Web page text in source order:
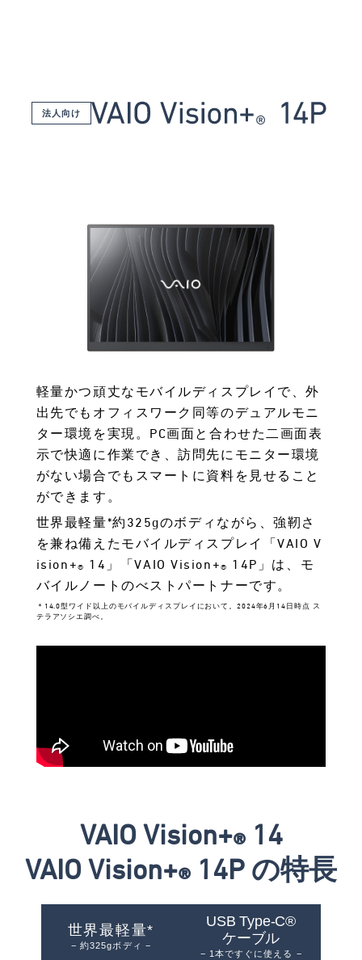
法人向け
軽量かつ頑丈なモバイルディスプレイで、外
出先でもオフィスワーク同等のデュアルモニ
ター環境を実現。PC画面と合わせた二画面表
示で快適に作業でき、訪問先にモニター環境
がない場合でもスマートに資料を見せること
ができます。
世界最軽量*約325gのボディながら、強靭さ
を兼ね備えたモバイルディスプレイ「VAIO V
ision+® 14」「VAIO Vision+® 14P」は、モ
バイルノートのべストパートナーです。
＊14.0型ワイド以上のモバイルディスプレイにおいて。2024年6月14日時点 ス
テラアソシエ調べ。
VAIO Vision+®14
VAIO Vision+® 14P の特長
世界最軽量*
− 約325gボディ −
USB Type-C®
ケーブル
− 1本ですぐに使える −